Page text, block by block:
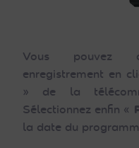
Vous pouvez
enregistrement en
» de la
Sélectionnez enfin «
la date du